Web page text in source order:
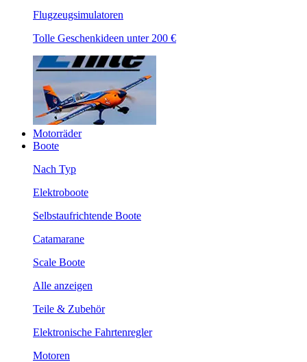
Flugzeugsimulatoren
Tolle Geschenkideen unter 200 €
Motorräder
Boote
Nach Typ
Elektroboote
Selbstaufrichtende Boote
Catamarane
Scale Boote
Alle anzeigen
Teile & Zubehör
Elektronische Fahrtenregler
Motoren